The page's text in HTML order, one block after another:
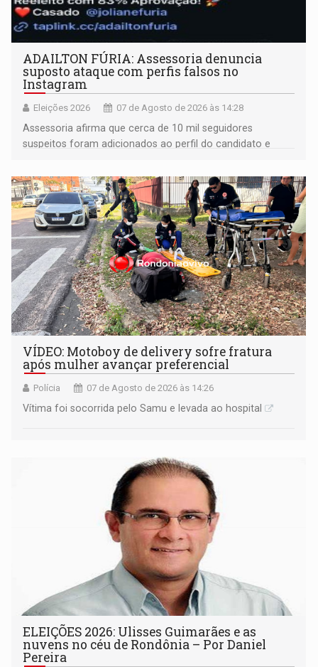
ADAILTON FÚRIA: Assessoria denuncia
suposto ataque com perfis falsos no
Instagram
Eleições 2026 07 de Agosto de 2026 às 14:28
Assessoria afirma que cerca de 10 mil seguidores
suspeitos foram adicionados ao perfil do candidato e
remover as contas
VÍDEO: Motoboy de delivery sofre fratura
após mulher avançar preferencial
Polícia 07 de Agosto de 2026 às 14:26
Vítima foi socorrida pelo Samu e levada ao hospital
ELEIÇÕES 2026: Ulisses Guimarães e as
nuvens no céu de Rondônia – Por Daniel
Pereira